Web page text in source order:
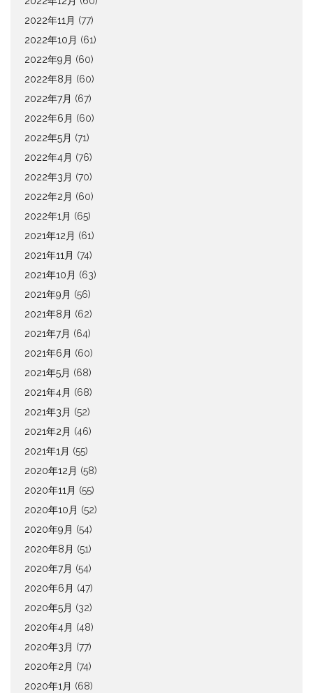
2022年11月 (77)
2022年10月 (61)
2022年9月 (60)
2022年8月 (60)
2022年7月 (67)
2022年6月 (60)
2022年5月 (71)
2022年4月 (76)
2022年3月 (70)
2022年2月 (60)
2022年1月 (65)
2021年12月 (61)
2021年11月 (74)
2021年10月 (63)
2021年9月 (56)
2021年8月 (62)
2021年7月 (64)
2021年6月 (60)
2021年5月 (68)
2021年4月 (68)
2021年3月 (52)
2021年2月 (46)
2021年1月 (55)
2020年12月 (58)
2020年11月 (55)
2020年10月 (52)
2020年9月 (54)
2020年8月 (51)
2020年7月 (54)
2020年6月 (47)
2020年5月 (32)
2020年4月 (48)
2020年3月 (77)
2020年2月 (74)
2020年1月 (68)